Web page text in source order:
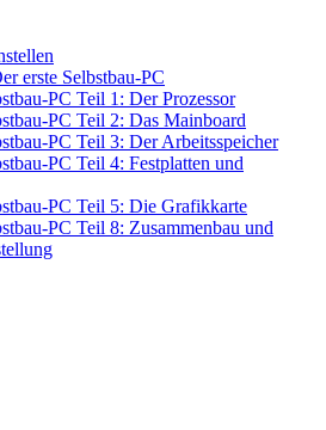
erste Selbstbau-PC
PC Teil 1: Der Prozessor
PC Teil 2: Das Mainboard
PC Teil 3: Der Arbeitsspeicher
PC Teil 4: Festplatten und
PC Teil 5: Die Grafikkarte
PC Teil 8: Zusammenbau und